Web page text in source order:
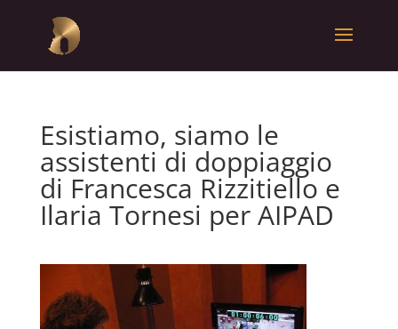
Esistiamo, siamo le
assistenti di doppiaggio
di Francesca Rizzitiello e
Ilaria Tornesi per AIPAD